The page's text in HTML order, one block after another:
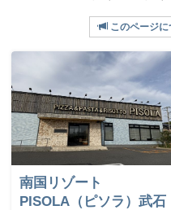
このページに
南国リゾート
PISOLA（ピソラ）武石